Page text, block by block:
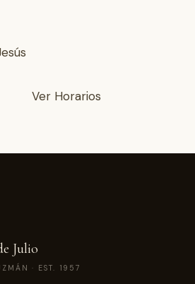
Ver Horarios
Julio
· EST. 1957